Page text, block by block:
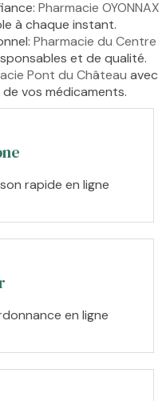
Pharmacie OYONNAX
à chaque instant.
Pharmacie du Centre
et de qualité.
Pont du Château avec
vos médicaments.
rapide en ligne
en ligne